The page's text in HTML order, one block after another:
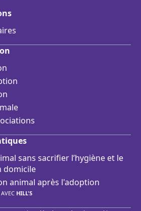
sans sacrifier l’hygiène et le
domicile
animal après l'adoption
HILL'S